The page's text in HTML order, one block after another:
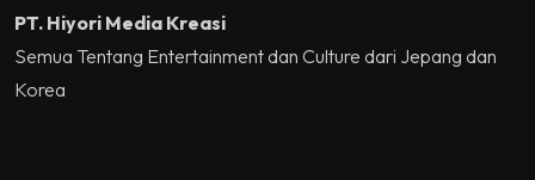
PT. Hiyori Media Kreasi
Semua Tentang Entertainment dan Culture dari Jepang dan
Korea